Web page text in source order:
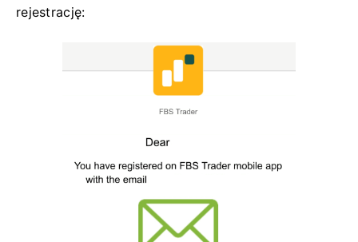
rejestrację: